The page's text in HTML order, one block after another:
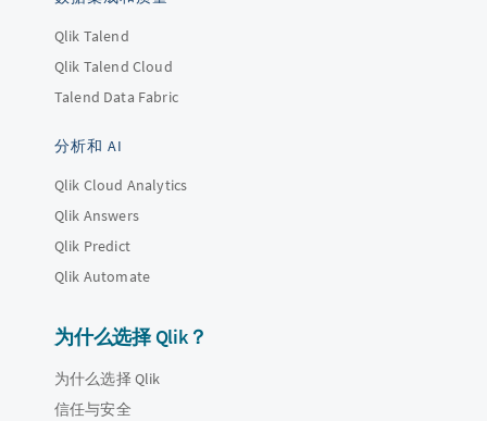
Qlik Talend
Qlik Talend Cloud
Talend Data Fabric
分析和 AI
Qlik Cloud Analytics
Qlik Answers
Qlik Predict
Qlik Automate
为什么选择 Qlik？
为什么选择 Qlik
信任与安全